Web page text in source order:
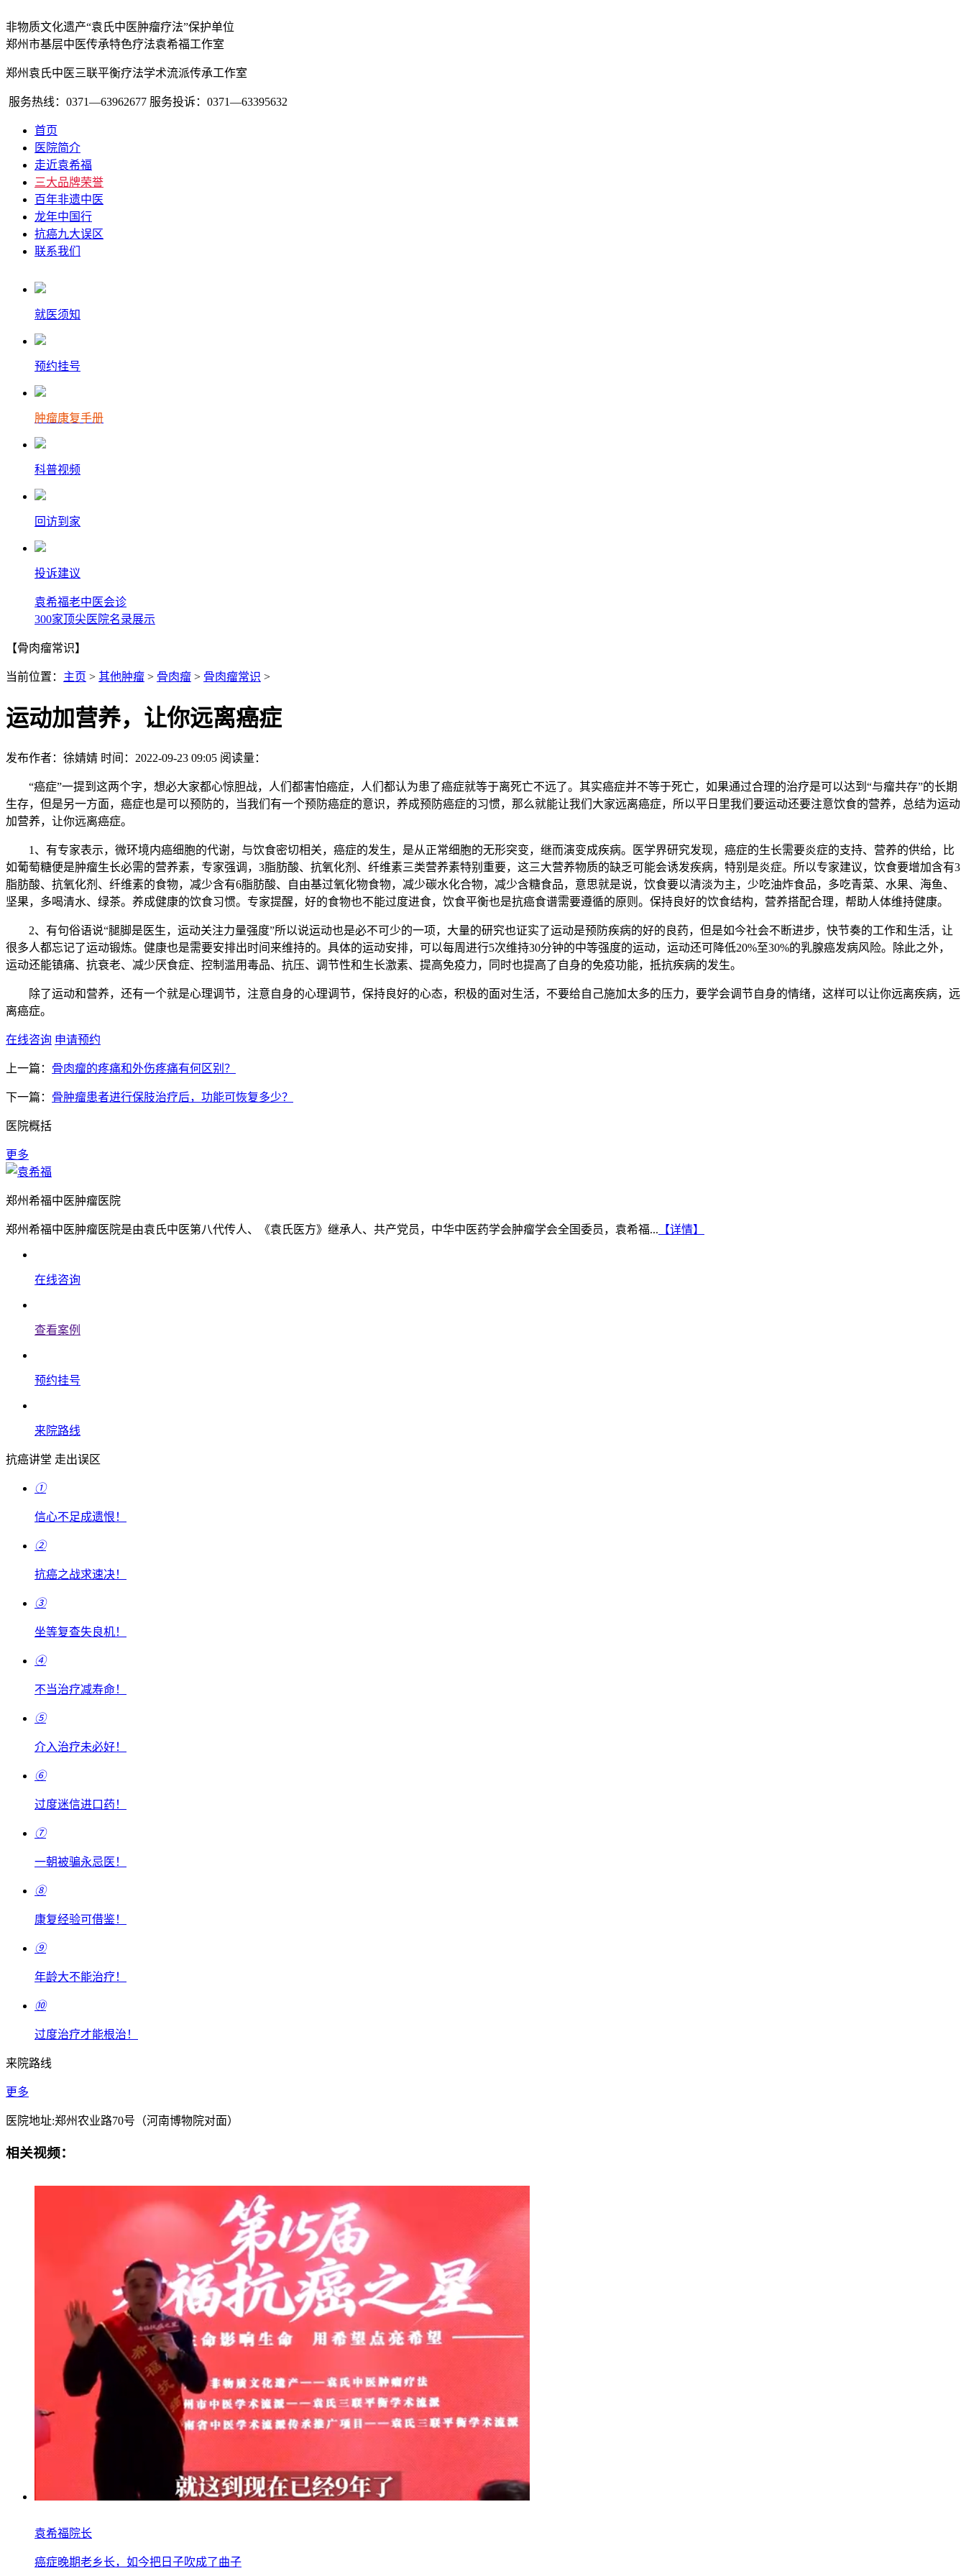
非物质文化遗产“袁氏中医肿瘤疗法”保护单位
郑州市基层中医传承特色疗法袁希福工作室
郑州袁氏中医三联平衡疗法学术流派传承工作室
服务热线：0371—63962677 服务投诉：0371—63395632
首页
医院简介
走近袁希福
三大品牌荣誉
百年非遗中医
龙年中国行
抗癌九大误区
联系我们
就医须知
预约挂号
肿瘤康复手册
科普视频
回访到家
投诉建议
袁希福老中医会诊
300家顶尖医院名录展示
【骨肉瘤常识】
当前位置： 主页 > 其他肿瘤 > 骨肉瘤 > 骨肉瘤常识 >
运动加营养，让你远离癌症
发布作者：徐婧婧 时间：2022-09-23 09:05 阅读量：
“癌症”一提到这两个字，想必大家都心惊胆战，人们都害怕癌症，人们都认为患了癌症就等于离死亡不远了。其实癌症并不等于死亡，如果通过合理的治疗是可以达到“与瘤共存”的长期
生存，但是另一方面，癌症也是可以预防的，当我们有一个预防癌症的意识，养成预防癌症的习惯，那么就能让我们大家远离癌症，所以平日里我们要运动还要注意饮食的营养，总结为运动
加营养，让你远离癌症。
1、有专家表示，微环境内癌细胞的代谢，与饮食密切相关，癌症的发生，是从正常细胞的无形突变，继而演变成疾病。医学界研究发现，癌症的生长需要炎症的支持、营养的供给，比
如葡萄糖便是肿瘤生长必需的营养素，专家强调，3脂肪酸、抗氧化剂、纤维素三类营养素特别重要，这三大营养物质的缺乏可能会诱发疾病，特别是炎症。所以专家建议，饮食要增加含有3
脂肪酸、抗氧化剂、纤维素的食物，减少含有6脂肪酸、自由基过氧化物食物，减少碳水化合物，减少含糖食品，意思就是说，饮食要以清淡为主，少吃油炸食品，多吃青菜、水果、海鱼、
坚果，多喝清水、绿茶。养成健康的饮食习惯。专家提醒，好的食物也不能过度进食，饮食平衡也是抗癌食谱需要遵循的原则。保持良好的饮食结构，营养搭配合理，帮助人体维持健康。
2、有句俗语说“腿脚是医生，运动关注力量强度”所以说运动也是必不可少的一项，大量的研究也证实了运动是预防疾病的好的良药，但是如今社会不断进步，快节奏的工作和生活，让
很多人都忘记了运动锻炼。健康也是需要安排出时间来维持的。具体的运动安排，可以每周进行5次维持30分钟的中等强度的运动，运动还可降低20%至30%的乳腺癌发病风险。除此之外，
运动还能镇痛、抗衰老、减少厌食症、控制滥用毒品、抗压、调节性和生长激素、提高免疫力，同时也提高了自身的免疫功能，抵抗疾病的发生。
除了运动和营养，还有一个就是心理调节，注意自身的心理调节，保持良好的心态，积极的面对生活，不要给自己施加太多的压力，要学会调节自身的情绪，这样可以让你远离疾病，远
离癌症。
在线咨询 申请预约
上一篇： 骨肉瘤的疼痛和外伤疼痛有何区别？
下一篇： 骨肿瘤患者进行保肢治疗后，功能可恢复多少？
医院概括
更多
郑州希福中医肿瘤医院
郑州希福中医肿瘤医院是由袁氏中医第八代传人、《袁氏医方》继承人、共产党员，中华中医药学会肿瘤学会全国委员，袁希福... 【详情】
在线咨询
查看案例
预约挂号
来院路线
抗癌讲堂 走出误区
①
信心不足成遗恨！
②
抗癌之战求速决！
③
坐等复查失良机！
④
不当治疗减寿命！
⑤
介入治疗未必好！
⑥
过度迷信进口药！
⑦
一朝被骗永忌医！
⑧
康复经验可借鉴！
⑨
年龄大不能治疗！
⑩
过度治疗才能根治！
来院路线
更多
医院地址:郑州农业路70号（河南博物院对面）
相关视频：
袁希福院长
癌症晚期老乡长，如今把日子吹成了曲子